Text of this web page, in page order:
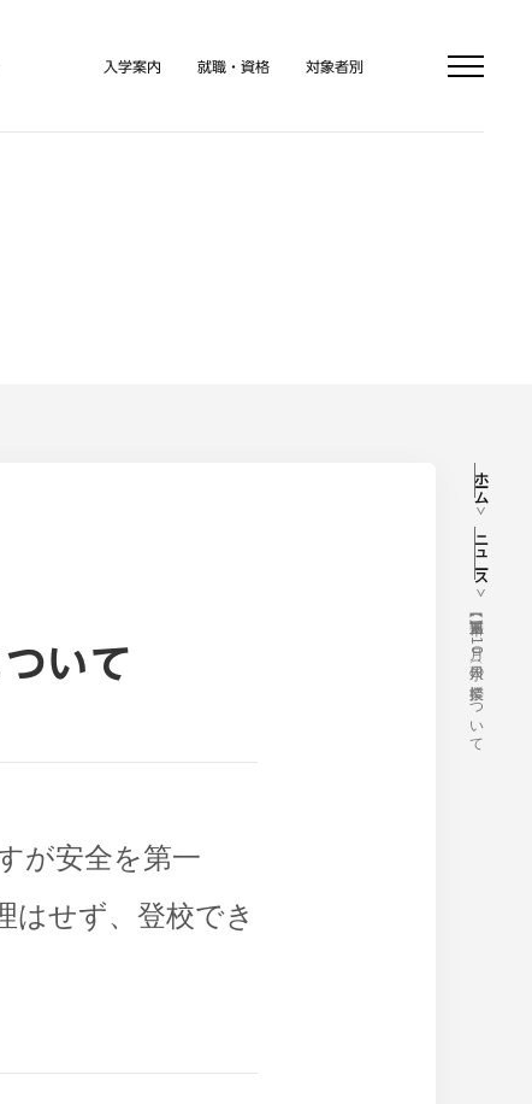
入学案内 就職・資格 対象者別
ホーム
ニュース
【重要】本日、9月10日（水）の授業について
ついて
が安全を第一
はせず、登校でき